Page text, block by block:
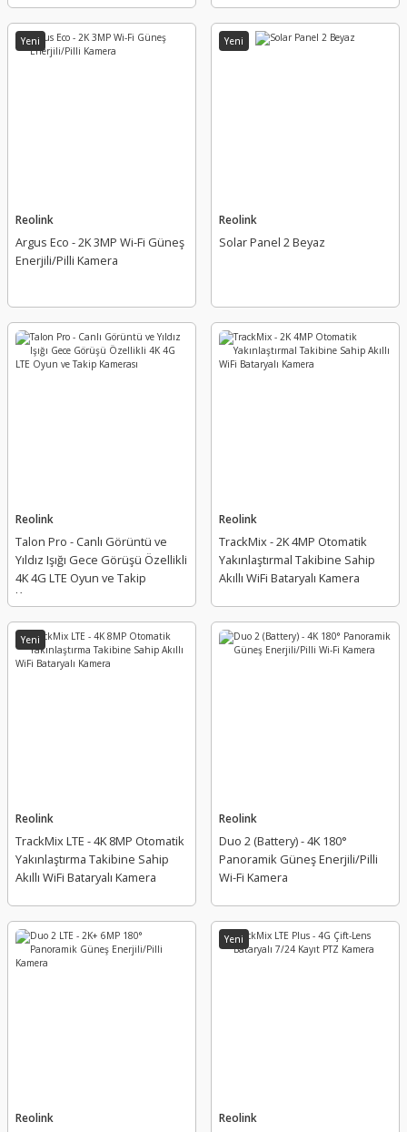
Yeni
Reolink
Argus Eco - 2K 3MP Wi-Fi Güneş
Enerjili/Pilli Kamera
Yeni
Reolink
Solar Panel 2 Beyaz
Reolink
Talon Pro - Canlı Görüntü ve
Yıldız Işığı Gece Görüşü Özellikli
4K 4G LTE Oyun ve Takip
Kamerası
Reolink
TrackMix - 2K 4MP Otomatik
Yakınlaştırmal Takibine Sahip
Akıllı WiFi Bataryalı Kamera
Yeni
Reolink
TrackMix LTE - 4K 8MP Otomatik
Yakınlaştırma Takibine Sahip
Akıllı WiFi Bataryalı Kamera
Reolink
Duo 2 (Battery) - 4K 180°
Panoramik Güneş Enerjili/Pilli
Wi-Fi Kamera
Reolink
Yeni
Reolink